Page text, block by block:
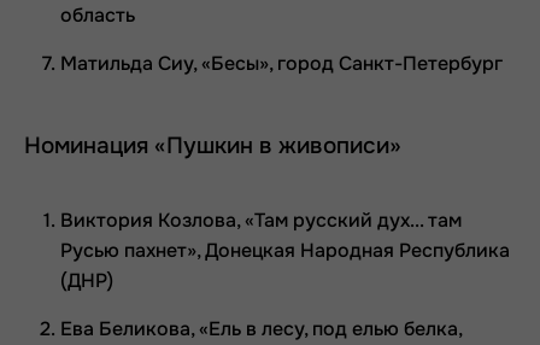
область
Матильда Сиу, «Бесы», город Санкт-Петербург
Номинация «Пушкин в живописи»
Виктория Козлова, «Там русский дух... там
Русью пахнет», Донецкая Народная Республика
(ДНР)
Ева Беликова, «Ель в лесу, под елью белка,